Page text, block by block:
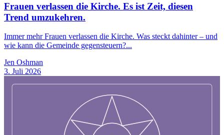
Frauen verlassen die Kirche. Es ist Zeit, diesen
Trend umzukehren.
Immer mehr Frauen verlassen die Kirche. Was steckt dahinter – und
wie kann die Gemeinde gegensteuern?...
Jen Oshman
3. Juli 2026